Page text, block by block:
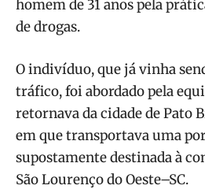
homem de 31 anos pela
de drogas.
O indivíduo, que já vinha
tráfico, foi abordado pela
retornava da cidade de Pato
em que transportava uma
supostamente destinada à
São Lourenço do Oeste–SC.